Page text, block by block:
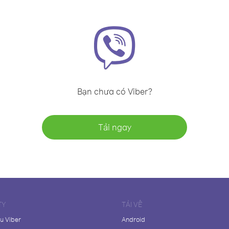
Bạn chưa có Viber?
Tải ngay
Viber
TẢI VỀ
Android